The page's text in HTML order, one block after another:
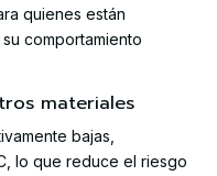
quienes están
comportamiento
materiales
bajas,
lo que reduce el riesgo